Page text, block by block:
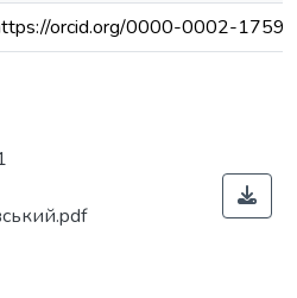
orcid.org/0000-0002-